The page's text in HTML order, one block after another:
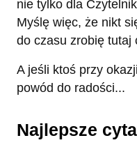
nie tylko dla
Myślę więc, że nikt
do czasu zrobię tutaj
A jeśli ktoś przy
powód do radości...
Najlepsze